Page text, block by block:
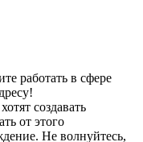
работать в сфере
создавать
от этого
Не волнуйтесь,